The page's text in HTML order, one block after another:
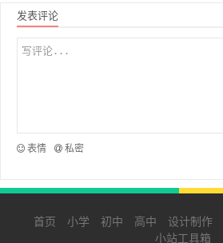
发表评论
表情 私密
首页 小学 初中 高中 设计制作
小站工具箱